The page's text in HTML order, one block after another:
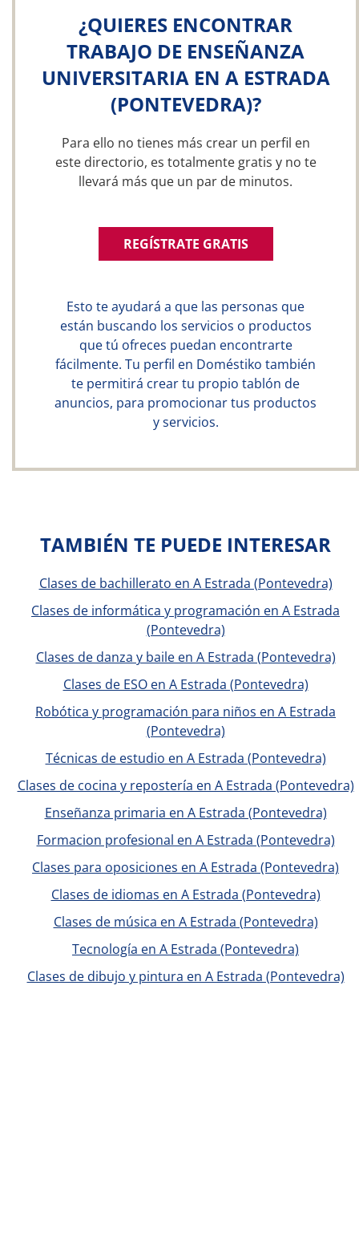
¿QUIERES ENCONTRAR
TRABAJO DE ENSEÑANZA
UNIVERSITARIA EN A ESTRADA
(PONTEVEDRA)?
Para ello no tienes más crear un perfil en
este directorio, es totalmente gratis y no te
llevará más que un par de minutos.
REGÍSTRATE GRATIS
Esto te ayudará a que las personas que
están buscando los servicios o productos
que tú ofreces puedan encontrarte
fácilmente. Tu perfil en Doméstiko también
te permitirá crear tu propio tablón de
anuncios, para promocionar tus productos
y servicios.
TAMBIÉN TE PUEDE INTERESAR
Clases de bachillerato en A Estrada (Pontevedra)
Clases de informática y programación en A Estrada
(Pontevedra)
Clases de danza y baile en A Estrada (Pontevedra)
Clases de ESO en A Estrada (Pontevedra)
Robótica y programación para niños en A Estrada
(Pontevedra)
Técnicas de estudio en A Estrada (Pontevedra)
Clases de cocina y repostería en A Estrada (Pontevedra)
Enseñanza primaria en A Estrada (Pontevedra)
Formacion profesional en A Estrada (Pontevedra)
Clases para oposiciones en A Estrada (Pontevedra)
Clases de idiomas en A Estrada (Pontevedra)
Clases de música en A Estrada (Pontevedra)
Tecnología en A Estrada (Pontevedra)
Clases de dibujo y pintura en A Estrada (Pontevedra)